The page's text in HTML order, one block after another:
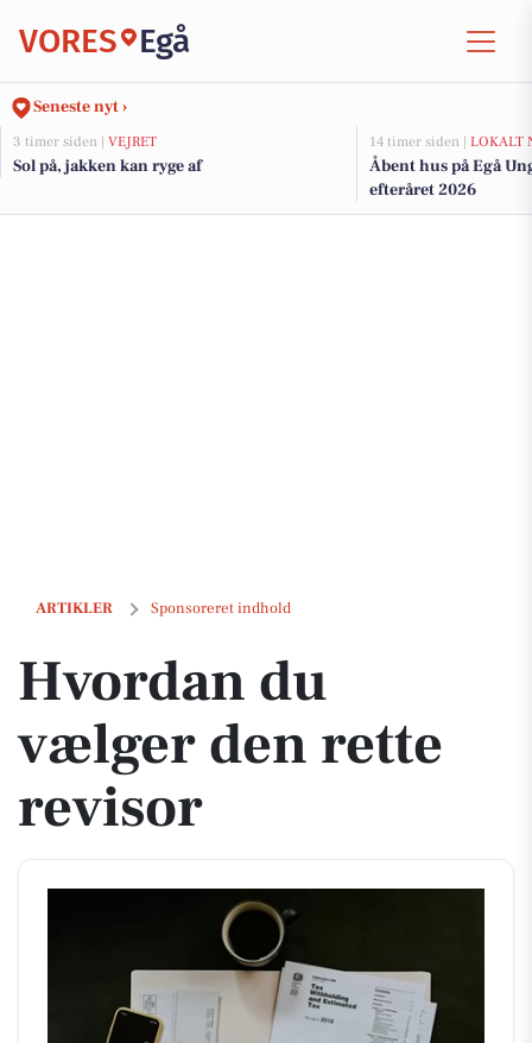
VORES Egå
Seneste nyt ›
3 timer siden | VEJRET
Sol på, jakken kan ryge af
14 timer siden | LOKALT
Åbent hus på Egå
efteråret 2026
ARTIKLER Sponsoreret indhold
Hvordan du vælger den rette revisor
Hvordan du
vælger den rette
revisor